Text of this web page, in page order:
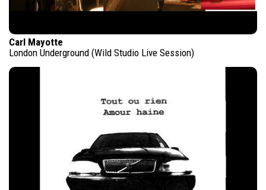
Carl Mayotte
London Underground (Wild Studio Live Session)